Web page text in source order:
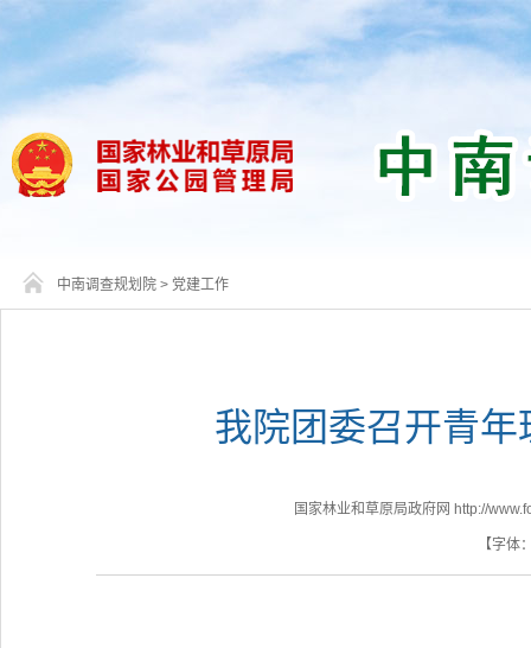
中南调查规划院 > 党建工作
我院团委召开青
国家林业和草原局政府网 http://
【字体